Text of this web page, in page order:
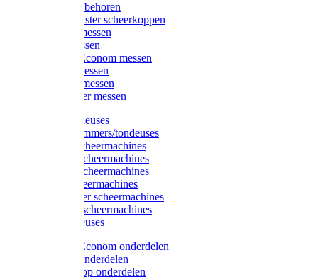
Messen toebehoren
Moser & Oster scheerkoppen
Hauptner messen
Liscop messen
Aesculap/Econom messen
Heiniger messen
Constanta messen
FarmClipper messen
Moser tondeuses
Overige trimmers/tondeuses
Heiniger scheermachines
Hauptner scheermachines
Aesculap scheermachines
Liscop scheermachines
FarmClipper scheermachines
Constanta scheermachines
Wahl tondeuses
Aesculap/Econom onderdelen
Hauptner onderdelen
Lister/Liscop onderdelen